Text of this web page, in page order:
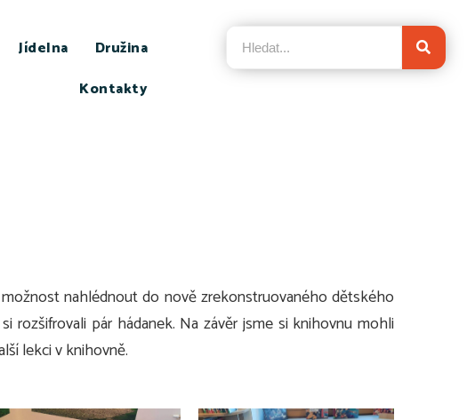
Jídelna
Družina
Kontakty
nahlédnout do nově zrekonstruovaného dětského
pár hádanek. Na závěr jsme si knihovnu mohli
lekci v knihovně.